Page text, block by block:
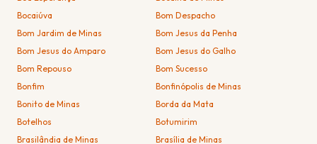
Bocaiúva
Bom Despacho
Bom Jardim de Minas
Bom Jesus da Penha
Bom Jesus do Amparo
Bom Jesus do Galho
Bom Repouso
Bom Sucesso
Bonfim
Bonfinópolis de Minas
Bonito de Minas
Borda da Mata
Botelhos
Botumirim
Brasilândia de Minas
Brasília de Minas